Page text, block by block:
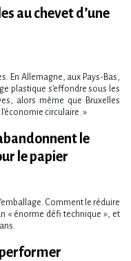
au chevet d’une
En Allemagne, aux Pays-Bas,
plastique s​‌’effondre sous les
alors même que Bruxelles
circulaire. »
le
le papier
Comment le réduire
« énorme défi technique », et